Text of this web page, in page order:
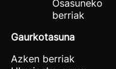
Osasuneko
berriak
Gaurkotasuna
Azken berriak